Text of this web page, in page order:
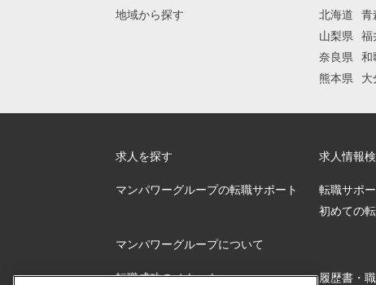
地域から探す 北海道 青
山梨県
福
奈良県
和
熊本県
大
求人を探す 求人情報
マンパワーグループの転職サポート 転職サポ
初めての
マンパワーグループについて
転職成功のノウハウ 履歴書・